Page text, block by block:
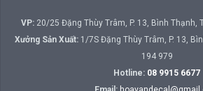
VP:20/25 Đặng Thùy Trâm, P. 13, Bình Thạnh,
Xưởng Sản Xuất: 1/7S Đặng Thùy Trâm, P. 13,
194 979
Hotline: 08 9915 6677